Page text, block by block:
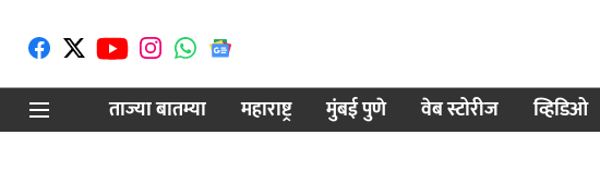
ताज्या बातम्या
महाराष्ट्र मुंबई पुणे वेब स्टोरीज व्हिडिओ